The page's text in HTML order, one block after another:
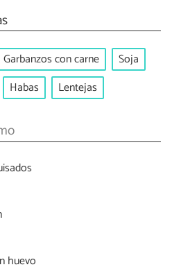
Garbanzos con carne
Soja
Habas Lentejas
huevo